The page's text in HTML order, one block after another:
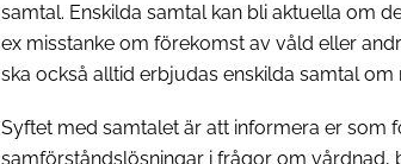
samtal. Enskilda samtal kan bli aktuella om
ex misstanke om förekomst av våld eller
ska också alltid erbjudas enskilda samtal om
Syftet med samtalet är att informera er som
samförståndslösningar i frågor om vårdnad,